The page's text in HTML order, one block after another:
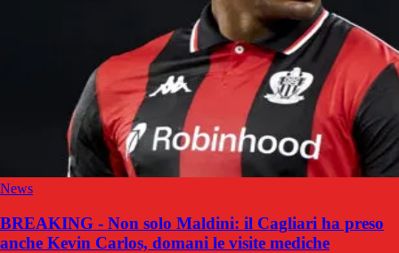
News
BREAKING - Non solo Maldini: il Cagliari ha preso
anche Kevin Carlos, domani le visite mediche